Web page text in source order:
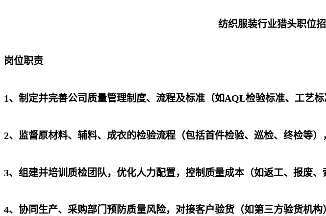
纺织服装行业猎头职位
岗位职责
1、制定并完善公司质量管理制度、流程及标准（如AQL检验标准、工艺标
2、监督原材料、辅料、成衣的检验流程（包括首件检验、巡检、终检等
3、组建并培训质检团队，优化人力配置，控制质量成本（如返工、报废、
4、协同生产、采购部门预防质量风险，对接客户验货（如第三方验货机构